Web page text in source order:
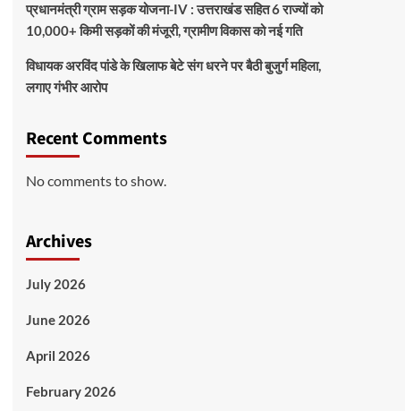
प्रधानमंत्री ग्राम सड़क योजना-IV : उत्तराखंड सहित 6 राज्यों को
10,000+ किमी सड़कों की मंजूरी, ग्रामीण विकास को नई गति
विधायक अरविंद पांडे के खिलाफ बेटे संग धरने पर बैठी बुजुर्ग महिला,
लगाए गंभीर आरोप
Recent Comments
No comments to show.
Archives
July 2026
June 2026
April 2026
February 2026